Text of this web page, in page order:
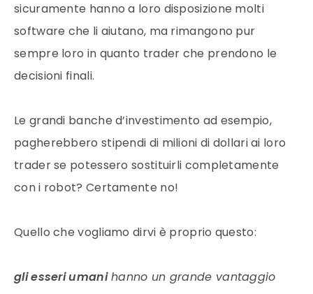
sicuramente hanno a loro disposizione molti
software che li aiutano, ma rimangono pur
sempre loro in quanto trader che prendono le
decisioni finali.
Le grandi banche d’investimento ad esempio,
pagherebbero stipendi di milioni di dollari ai loro
trader se potessero sostituirli completamente
con i robot? Certamente no!
Quello che vogliamo dirvi è proprio questo:
gli esseri umanihanno un grande vantaggio